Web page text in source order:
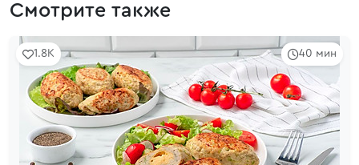
Смотрите также
40 мин
1.8K